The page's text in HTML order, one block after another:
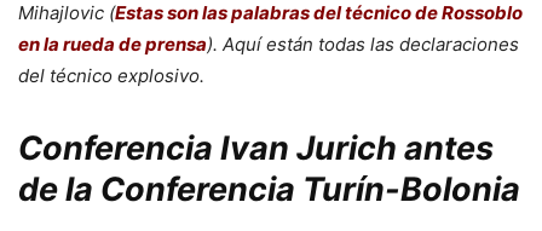
Mihajlovic (Estas son las palabras del técnico de Rossoblo
en la rueda de prensa). Aquí están todas las declaraciones
del técnico explosivo.
Conferencia Ivan Jurich antes
de la Conferencia Turín-Bolonia